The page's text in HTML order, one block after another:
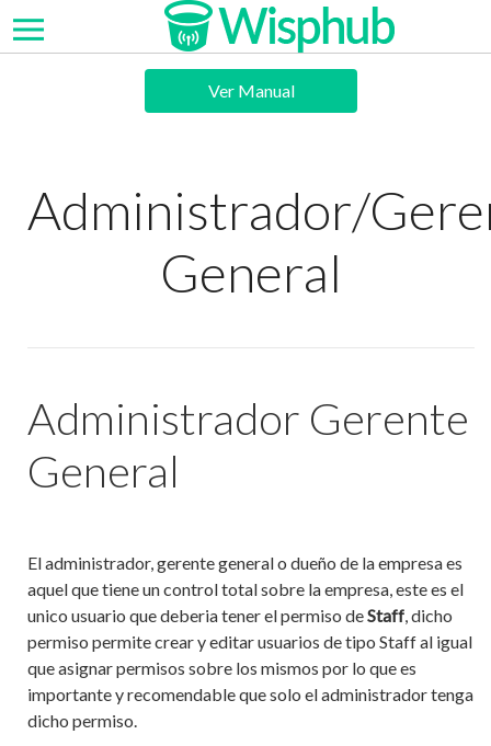
Ver Manual
Administrador/
General
Administrador Gerente
General
El administrador, gerente general o dueño de la empresa es
aquel que tiene un control total sobre la empresa, este es el
unico usuario que deberia tener el permiso deStaff, dicho
permiso permite crear y editar usuarios de tipo Staff al igual
que asignar permisos sobre los mismos por lo que es
importante y recomendable que solo el administrador tenga
dicho permiso.